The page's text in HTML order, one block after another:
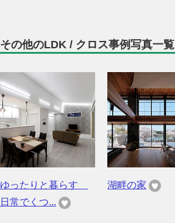
その他のLDK / クロス事例写真一覧
ゆったりと暮らす
日常でくつ...
湖畔の家